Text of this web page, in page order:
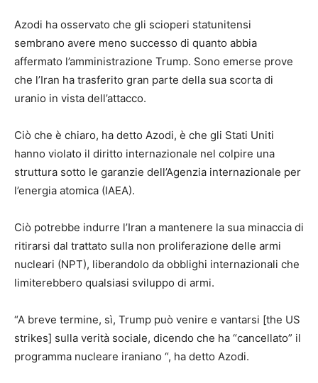
Azodi ha osservato che gli scioperi statunitensi
sembrano avere meno successo di quanto abbia
affermato l’amministrazione Trump. Sono emerse prove
che l’Iran ha trasferito gran parte della sua scorta di
uranio in vista dell’attacco.
Ciò che è chiaro, ha detto Azodi, è che gli Stati Uniti
hanno violato il diritto internazionale nel colpire una
struttura sotto le garanzie dell’Agenzia internazionale per
l’energia atomica (IAEA).
Ciò potrebbe indurre l’Iran a mantenere la sua minaccia di
ritirarsi dal trattato sulla non proliferazione delle armi
nucleari (NPT), liberandolo da obblighi internazionali che
limiterebbero qualsiasi sviluppo di armi.
“A breve termine, sì, Trump può venire e vantarsi [the US
strikes] sulla verità sociale, dicendo che ha “cancellato” il
programma nucleare iraniano “, ha detto Azodi.